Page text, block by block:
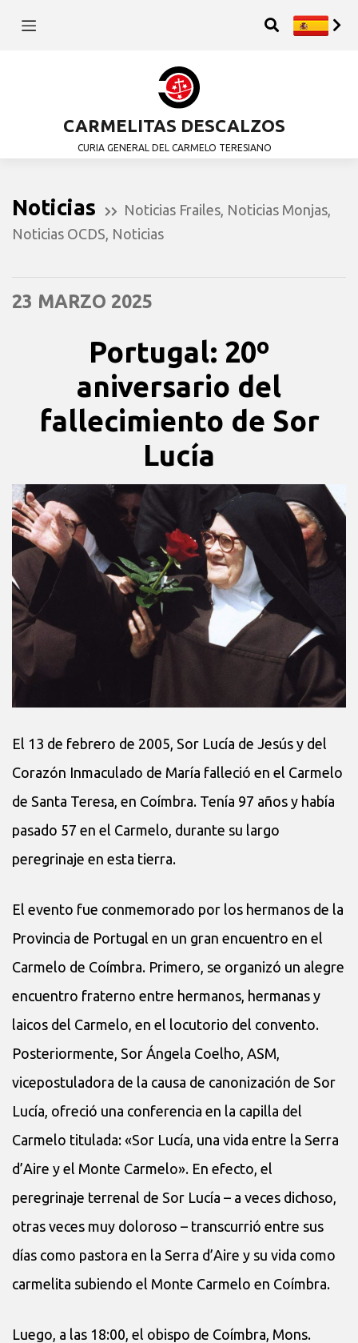
CARMELITAS DESCALZOS
CURIA GENERAL DEL CARMELO TERESIANO
Noticias Noticias Frailes Noticias Monjas
Noticias OCDS Noticias
23 MARZO 2025
Portugal: 20º
aniversario del
fallecimiento de Sor
Lucía
El 13 de febrero de 2005, Sor Lucía de Jesús y del
Corazón Inmaculado de María falleció en el Carmelo
de Santa Teresa, en Coímbra. Tenía 97 años y había
pasado 57 en el Carmelo, durante su largo
peregrinaje en esta tierra.
El evento fue conmemorado por los hermanos de la
Provincia de Portugal en un gran encuentro en el
Carmelo de Coímbra. Primero, se organizó un alegre
encuentro fraterno entre hermanos, hermanas y
laicos del Carmelo, en el locutorio del convento.
Posteriormente, Sor Ángela Coelho, ASM,
vicepostuladora de la causa de canonización de Sor
Lucía, ofreció una conferencia en la capilla del
Carmelo titulada: «Sor Lucía, una vida entre la Serra
d’Aire y el Monte Carmelo». En efecto, el
peregrinaje terrenal de Sor Lucía – a veces dichoso,
otras veces muy doloroso – transcurrió entre sus
días como pastora en la Serra d’Aire y su vida como
carmelita subiendo el Monte Carmelo en Coímbra.
Luego, a las 18:00, el obispo de Coímbra, Mons.